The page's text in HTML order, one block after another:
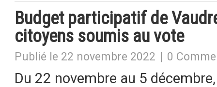
Budget participatif de
citoyens soumis au vote
Publié le 22 novembre 2022 0
Du 22 novembre au 5